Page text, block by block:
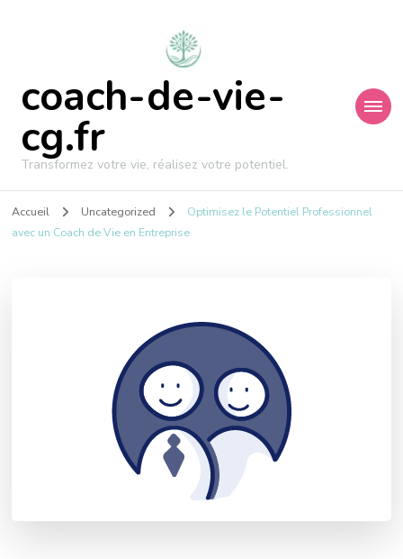
coach-de-vie-
cg.fr
Transformez votre vie, réalisez votre potentiel.
Accueil Uncategorized
Optimisez le Potentiel Professionnel
avec un Coach de Vie en Entreprise